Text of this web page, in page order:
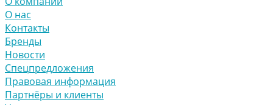
О нас
Контакты
Бренды
Новости
Спецпредложения
Правовая информация
Партнёры и клиенты